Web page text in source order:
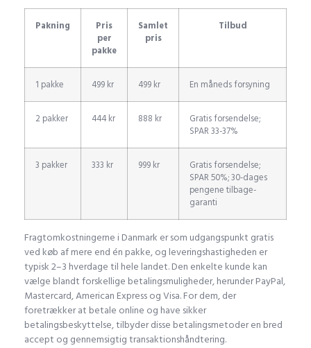
Pakning
Pris
per
pakke
Samlet
pris
Tilbud
1 pakke 499 kr 499 kr En måneds forsyning
2 pakker 444 kr 888 kr
Gratis forsendelse;
SPAR 33-37%
3 pakker 333 kr 999 kr
Gratis forsendelse;
SPAR 50%; 30-dages
pengene tilbage-
garanti
Fragtomkostningerne i Danmark er som udgangspunkt gratis
ved køb af mere end én pakke, og leveringshastigheden er
typisk 2–3 hverdage til hele landet. Den enkelte kunde kan
vælge blandt forskellige betalingsmuligheder, herunder PayPal,
Mastercard, American Express og Visa. For dem, der
foretrækker at betale online og have sikker
betalingsbeskyttelse, tilbyder disse betalingsmetoder en bred
accept og gennemsigtig transaktionshåndtering.